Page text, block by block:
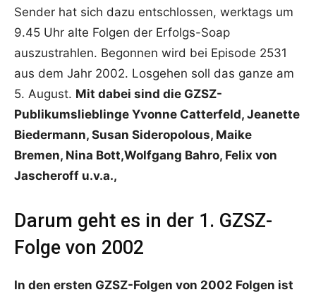
Sender hat sich dazu entschlossen, werktags um
9.45 Uhr alte Folgen der Erfolgs-Soap
auszustrahlen. Begonnen wird bei Episode 2531
aus dem Jahr 2002. Losgehen soll das ganze am
5. August. Mit dabei sind die GZSZ-
Publikumslieblinge Yvonne Catterfeld, Jeanette
Biedermann, Susan Sideropolous, Maike
Bremen, Nina Bott,Wolfgang Bahro, Felix von
Jascheroff u.v.a.,
Darum geht es in der 1. GZSZ-
Folge von 2002
In den ersten GZSZ-Folgen von 2002 Folgen ist